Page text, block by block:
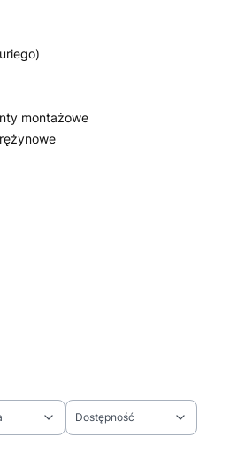
montażowe
Dostępność